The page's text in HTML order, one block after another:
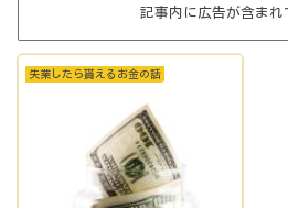
記事内に広告が含まれ
失業したら貰えるお金の話